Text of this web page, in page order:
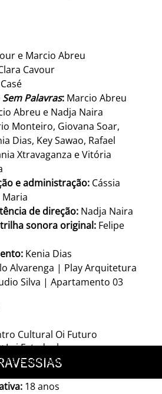
e Marcio Abreu
Cavour
Sem Palavras: Marcio Abreu
Abreu e Nadja Naira
Monteiro, Giovana Soar,
Dias, Key Sawao, Rafael
Xtravaganza e Vitória
e administração: Cássia
Maria
de direção: Nadja Naira
sonora original: Felipe
Kenia Dias
Alvarenga | Play Arquitetura
Silva | Apartamento 03
Cultural Oi Futuro
Lei Estadual
e Secretaria de Cultura e
Estado do Rio de Janeiro
18 anos